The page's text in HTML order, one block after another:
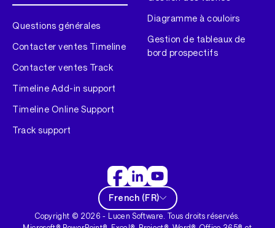
Questions générales
Contacter ventes Timeline
Contacter ventes Track
Timeline Add-in support
Timeline Online Support
Track support
Diagramme à couloirs
Gestion de tableaux de
bord prospectifs
French (FR)
Copyright © 2026 - Lucen Software. Tous droits réservés.